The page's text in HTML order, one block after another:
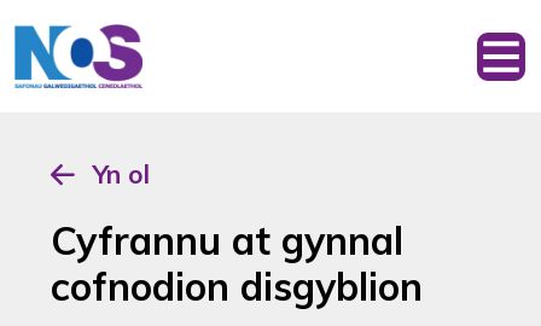
Yn ol
Cyfrannu at gynnal
cofnodion disgyblion